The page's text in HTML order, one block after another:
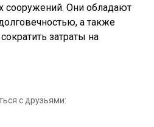
сооружений. Они обладают
а также
затраты на
с друзьями: